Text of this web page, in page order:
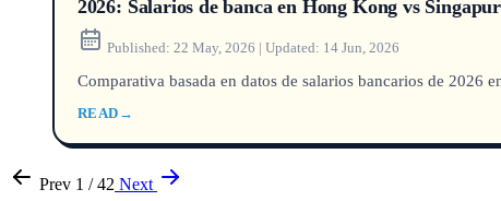
2026: Salarios de banca en Hong Kong vs
Published: 22 May, 2026 | Updated: 14 Jun, 2026
Comparativa basada en datos de salarios bancarios de
READ →
Prev 1 / 42 Next